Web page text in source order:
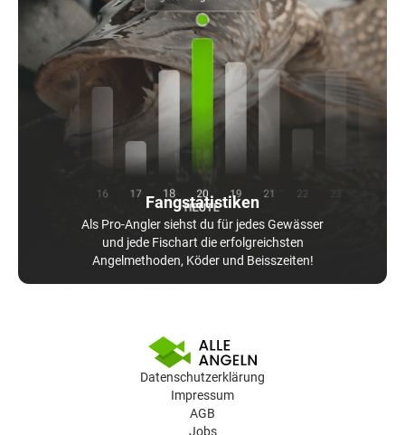
Fangstatistiken
Als Pro-Angler siehst du für jedes Gewässer
und jede Fischart die erfolgreichsten
Angelmethoden, Köder und Beisszeiten!
Datenschutzerklärung
Impressum
AGB
Jobs